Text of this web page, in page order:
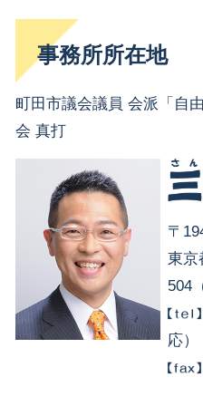
事務所所在地
町田市議会議員 会派「自
会 真打
〒
東京
504
応）